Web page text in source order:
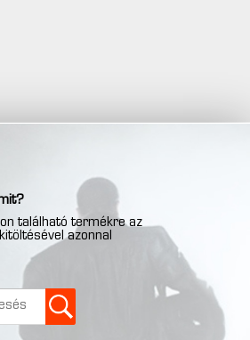
található termékre az
azonnal